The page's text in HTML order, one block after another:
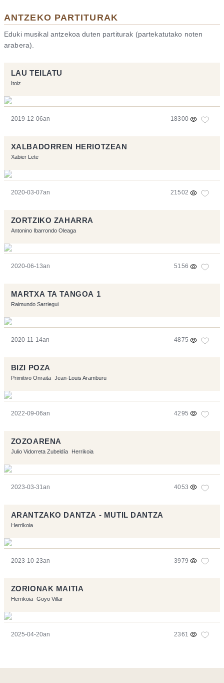
ANTZEKO PARTITURAK
Eduki musikal antzekoa duten partiturak (partekatutako noten
arabera).
LAU TEILATU
Itoiz
2019-12-06an 18300
XALBADORREN HERIOTZEAN
Xabier Lete
2020-03-07an 21502
ZORTZIKO ZAHARRA
Antonino Ibarrondo Oleaga
2020-06-13an 5156
MARTXA TA TANGOA 1
Raimundo Sarriegui
2020-11-14an 4875
BIZI POZA
Primitivo Onraita Jean-Louis Aramburu
2022-09-06an 4295
ZOZOARENA
Julio Vidorreta Zubeldía Herrikoia
2023-03-31an 4053
ARANTZAKO DANTZA - MUTIL DANTZA
Herrikoia
2023-10-23an 3979
ZORIONAK MAITIA
Herrikoia Goyo Villar
2025-04-20an 2361